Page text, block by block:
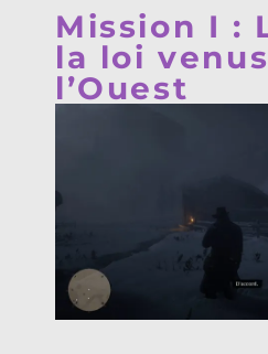
Mission I :
la loi
l’Ouest